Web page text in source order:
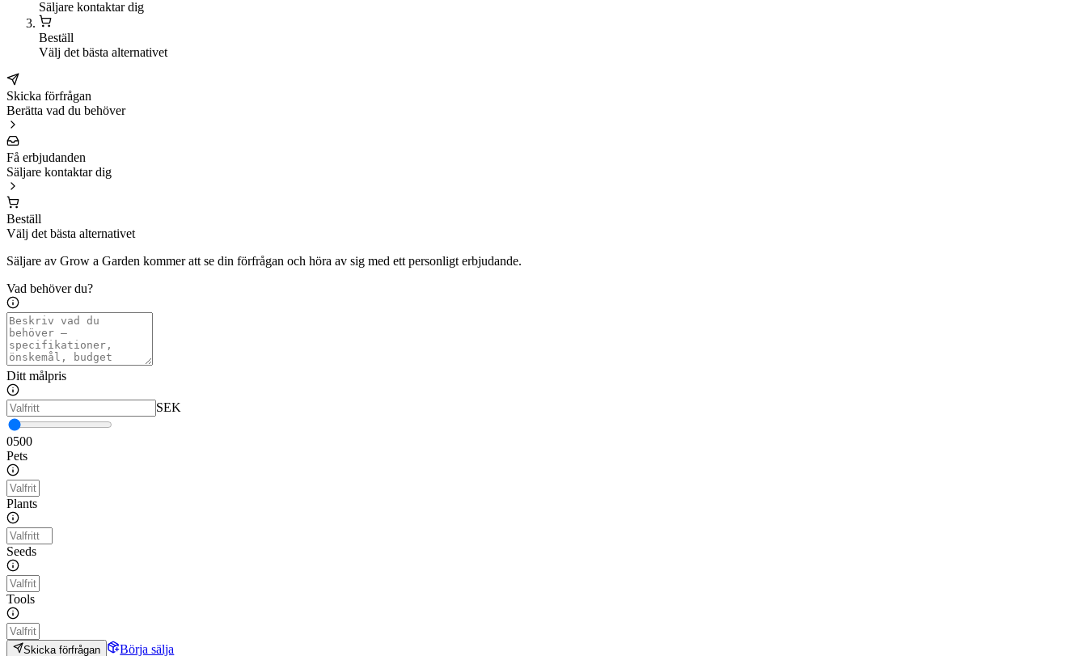
Säljare kontaktar dig
Beställ
Välj det bästa alternativet
Skicka förfrågan
Berätta vad du behöver
Få erbjudanden
Säljare kontaktar dig
Beställ
Välj det bästa alternativet
Säljare av Grow a Garden kommer att se din förfrågan och höra av sig med ett personligt erbjudande.
Vad behöver du?
Ditt målpris
SEK
0500
Pets
Plants
Seeds
Tools
Skicka förfrågan
Börja sälja